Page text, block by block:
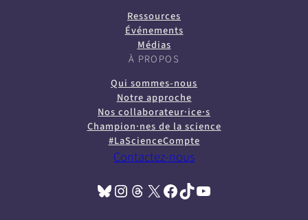
Ressources
Événements
Médias
À PROPOS
Qui sommes-nous
Notre approche
Nos collaborateur·ice·s
Champion·nes de la science
#LaScienceCompte
Contactez-nous
Bluesky(opens in a new tab) Instagram
(opens in a new tab) Threads(opens in a new tab) X(opens in a new tab) Facebook(opens in a new tab) TikTok(opens in a new tab) YouTube(opens in a new tab)